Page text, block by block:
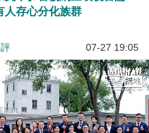
人存心分化族群
07-27 19:05